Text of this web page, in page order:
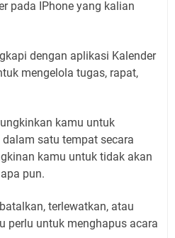
pada IPhone yang kalian
dengan aplikasi Kalender
mengelola tugas, rapat,
kamu untuk
satu tempat secara
kamu untuk tidak akan
pun.
terlewatkan, atau
perlu untuk menghapus acara